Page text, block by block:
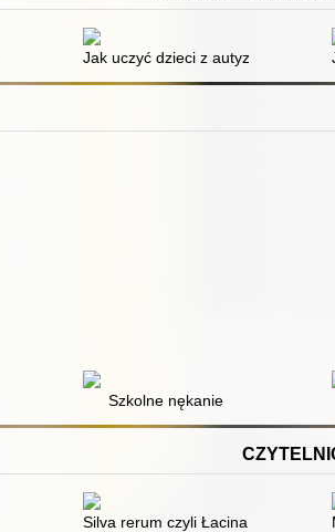
: dla dzieci z autyzmem, zespołem
Jak uczyć dzieci z autyzmem
Szkolne nękanie
: poradnik dla dzieci
Silva rerum czyli Łacina hasa po